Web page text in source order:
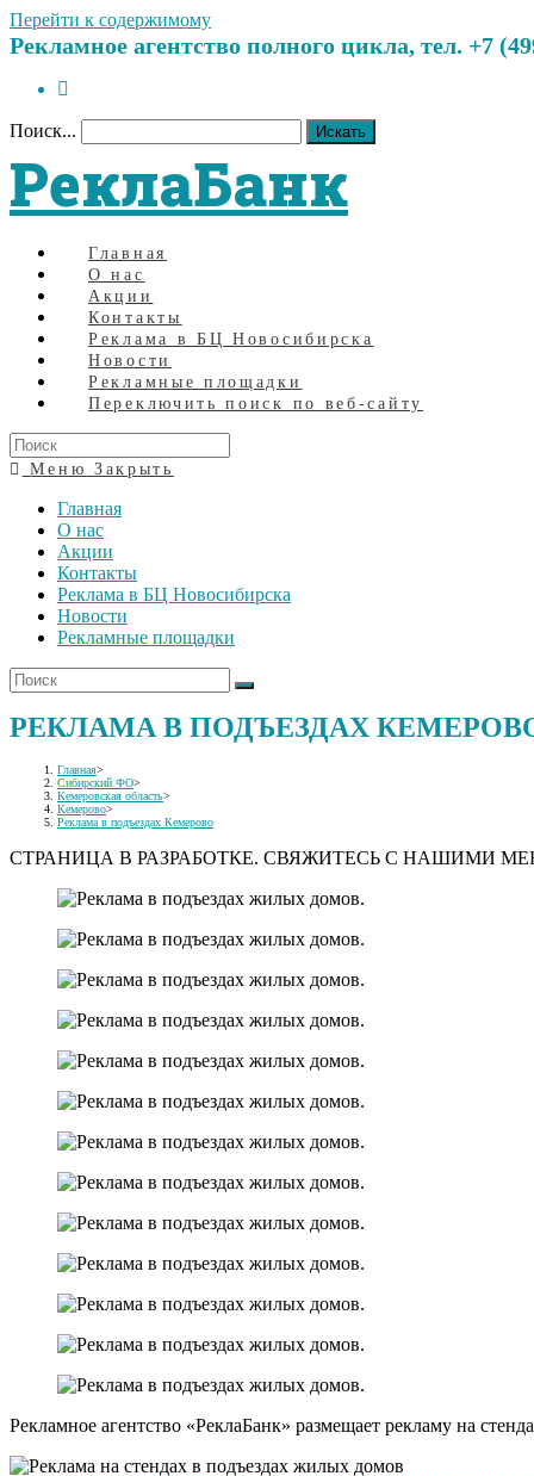
Перейти к содержимому
Рекламное агентство полного цикла, тел. +7
Поиск... Искать
РеклаБанк
Главная
О нас
Акции
Контакты
Реклама в БЦ Новосибирска
Новости
Рекламные площадки
Переключить поиск по веб-сайту
Меню Закрыть
Главная
О нас
Акции
Контакты
Реклама в БЦ Новосибирска
Новости
Рекламные площадки
РЕКЛАМА В ПОДЪЕЗДАХ
Главная>
Сибирский ФО>
Кемеровская область>
Кемерово>
Реклама в подъездах Кемерово
СТРАНИЦА В РАЗРАБОТКЕ. СВЯЖИТЕСЬ С НАШИМИ
Рекламное агентство «РеклаБанк» размещает рекламу на